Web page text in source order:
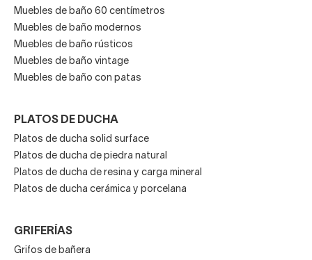
Muebles de baño 60 centímetros
Muebles de baño modernos
Muebles de baño rústicos
Muebles de baño vintage
Muebles de baño con patas
PLATOS DE DUCHA
Platos de ducha solid surface
Platos de ducha de piedra natural
Platos de ducha de resina y carga mineral
Platos de ducha cerámica y porcelana
GRIFERÍAS
Grifos de bañera